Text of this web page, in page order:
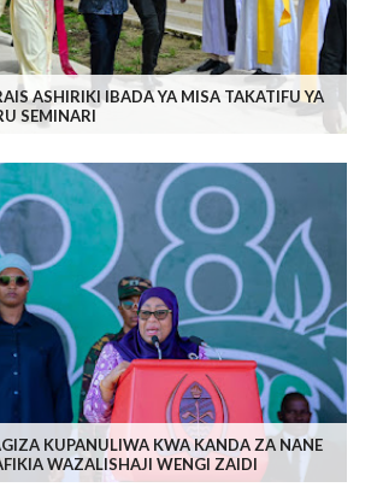
ASHIRIKI IBADA YA MISA TAKATIFU YA
SEMINARI
KUPANULIWA KWA KANDA ZA NANE
WAZALISHAJI WENGI ZAIDI